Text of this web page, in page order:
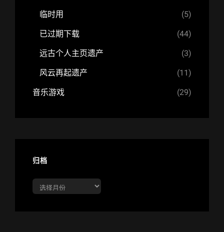
临时用 (5)
已过期下载 (44)
远古个人主页遗产 (3)
风云再起遗产 (11)
音乐游戏 (29)
归档
档